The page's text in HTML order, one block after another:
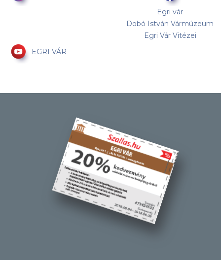
Egri vár
Dobó István Vármúzeum
Egri Vár Vitézei
EGRI VÁR